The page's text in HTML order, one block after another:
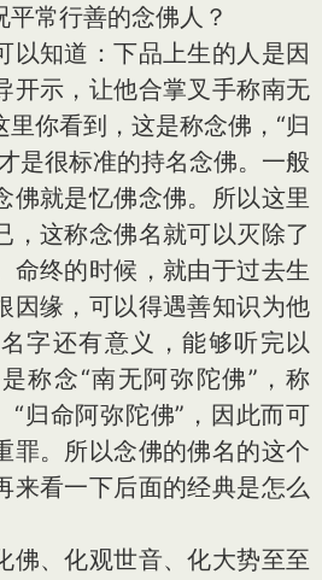
常行善的念佛人？
以知道：下品上生的人是因
开示，让他合掌叉手称南无
你看到，这是称念佛，“归
是很标准的持名念佛。一般
佛就是忆佛念佛。所以这里
，这称念佛名就可以灭除了
命终的时候，就由于过去生
因缘，可以得遇善知识为他
字还有意义，能够听完以
称念“南无阿弥陀佛”，称
“归命阿弥陀佛”，因此而可
罪。所以念佛的佛名的这个
来看一下后面的经典是怎么
佛、化观世音、化大势至至